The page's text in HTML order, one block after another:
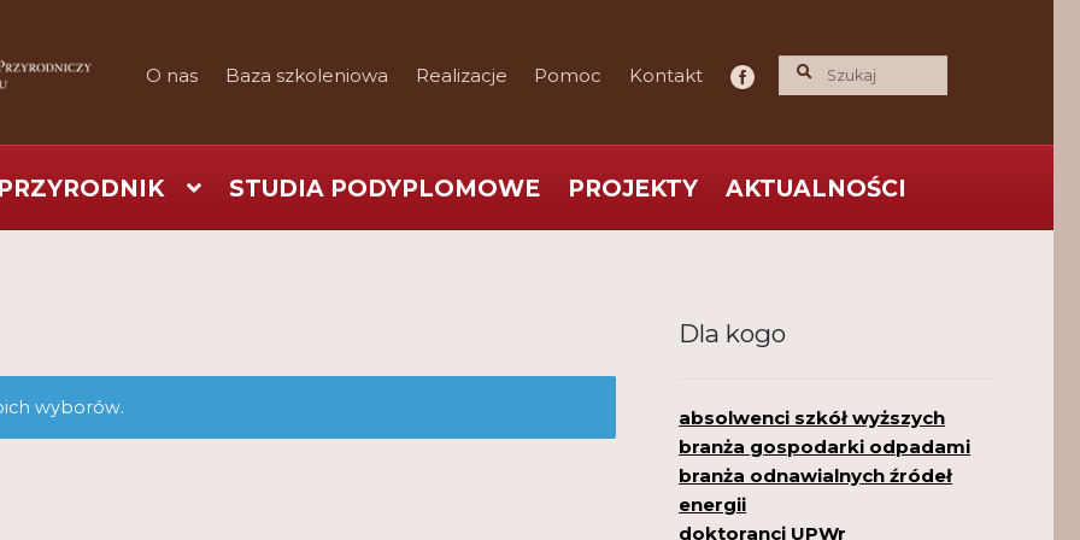
O nas Baza szkoleniowa Realizacje Pomoc Kontakt
STUDIA PODYPLOMOWE PROJEKTY AKTUALNOŚCI
wyborów.
Dla kogo
absolwenci szkół wyższych
branża gospodarki odpadami
branża odnawialnych źródeł
energii
doktoranci UPWr